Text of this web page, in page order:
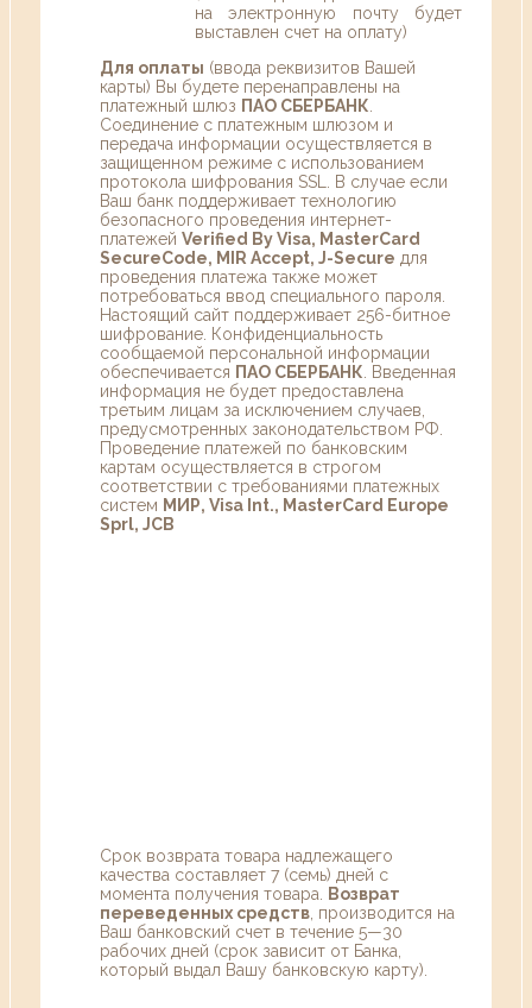
на электронную почту будет
выставлен счет на оплату)
Для оплаты (ввода реквизитов Вашей
карты) Вы будете перенаправлены на
платежный шлюз ПАО СБЕРБАНК
Соединение с платежным шлюзом и
передача информации осуществляется в
защищенном режиме с использованием
протокола шифрования SSL. В случае если
Ваш банк поддерживает технологию
безопасного проведения интернет-
платежей Verified By Visa, MasterCard
SecureCode, MIR Accept, J-Secure для
проведения платежа также может
потребоваться ввод специального пароля.
Настоящий сайт поддерживает 256-битное
шифрование. Конфиденциальность
сообщаемой персональной информации
обеспечивается ПАО СБЕРБАНК . Введенная
информация не будет предоставлена
третьим лицам за исключением случаев,
предусмотренных законодательством РФ.
Проведение платежей по банковским
картам осуществляется в строгом
соответствии с требованиями платежных
систем МИР, Visa Int., MasterCard Europe
Sprl, JCB
Срок возврата товара надлежащего
качества составляет 7 (семь) дней с
момента получения товара.
Возврат
переведенных средств , производится на
Ваш банковский счет в течение 5—30
рабочих дней (срок зависит от Банка,
который выдал Вашу банковскую карту).